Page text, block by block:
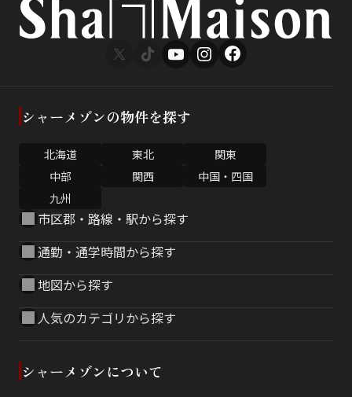
シャーメゾンの物件を探す
北海道 東北
関東
中部
関西
中国・四国
九州
市区郡・路線・駅から探す
通勤・通学時間から探す
地図から探す
人気のカテゴリから探す
シャーメゾンについて